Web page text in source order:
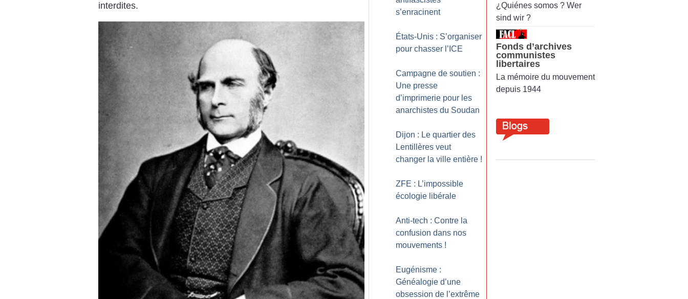
interdites.
s’enracinent
États-Unis : S’organiser
pour chasser l’ICE
Campagne de soutien :
Une presse
d’imprimerie pour les
anarchistes du Soudan
Dijon : Le quartier des
Lentillères veut
changer la ville entière !
ZFE : L’impossible
écologie libérale
Anti-tech : Contre la
confusion dans nos
mouvements !
Eugénisme :
Généalogie d’une
obsession de l’extrême
¿Quiénes somos ? Wer
sind wir ?
Fonds d’archives
communistes
libertaires
La mémoire du mouvement
depuis 1944